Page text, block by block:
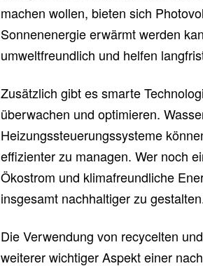
machen wollen, bieten sich
Sonnenenergie erwärmt werden
umweltfreundlich und helfen
Zusätzlich gibt es smarte
überwachen und optimieren.
Heizungssteuerungssysteme
effizienter zu managen. Wer noch
Ökostrom und klimafreundliche
insgesamt nachhaltiger zu
Die Verwendung von recycelten
weiterer wichtiger Aspekt einer